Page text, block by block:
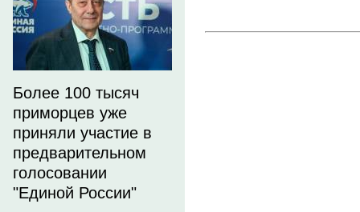
Более 100 тысяч
приморцев уже
приняли участие в
предварительном
голосовании
"Единой России"